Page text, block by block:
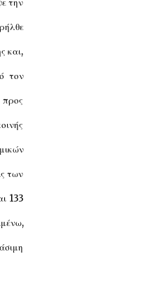
την
και,
τον
των
133